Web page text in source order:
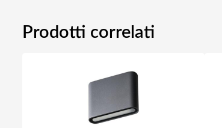
Prodotti correlati